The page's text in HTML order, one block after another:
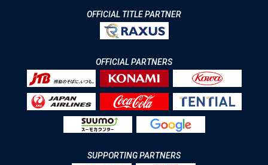
OFFICIAL TITLE PARTNER
OFFICIAL PARTNERS
SUPPORTING PARTNERS